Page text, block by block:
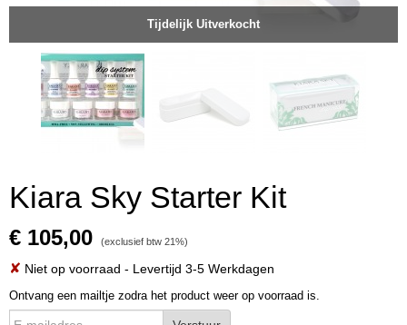
Tijdelijk Uitverkocht
Kiara Sky Starter Kit
€ 105,00 (exclusief btw 21%)
✘ Niet op voorraad - Levertijd 3-5 Werkdagen
Ontvang een mailtje zodra het product weer op voorraad is.